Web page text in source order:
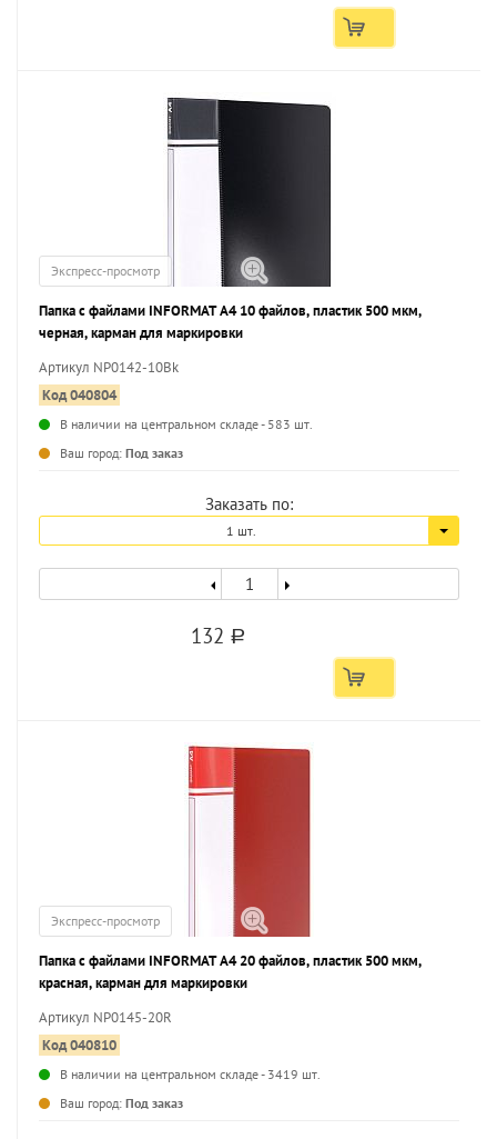
Экспресс-просмотр
Папка с файлами INFORMAT А4 10 файлов, пластик 500 мкм,
черная, карман для маркировки
Артикул NP0142-10Bk
Код 040804
В наличии на центральном складе - 583 шт.
Ваш город: Под заказ
Заказать по:
1 шт.
132 a
Экспресс-просмотр
Папка с файлами INFORMAT А4 20 файлов, пластик 500 мкм,
красная, карман для маркировки
Артикул NP0145-20R
Код 040810
В наличии на центральном складе - 3419 шт.
Ваш город: Под заказ